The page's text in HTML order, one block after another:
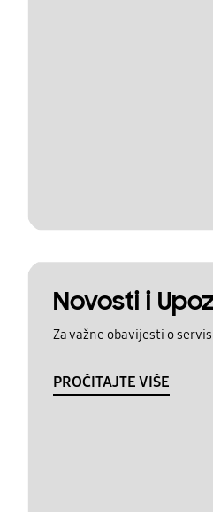
Novosti i
Za važne obavijesti o
PROČITAJTE VIŠE